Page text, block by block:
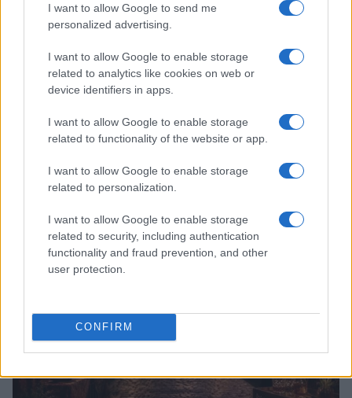
I want to allow Google to send me
personalized advertising.
I want to allow Google to enable storage
related to analytics like cookies on web or
device identifiers in apps.
I want to allow Google to enable storage
related to functionality of the website or app.
I want to allow Google to enable storage
related to personalization.
I want to allow Google to enable storage
related to security, including authentication
functionality and fraud prevention, and other
user protection.
CONFIRM
Quando il gioco di squadra insegna a vivere: calcio, storia e
valore educativo
Francesca Lombardi · 27 Lug 2026
NEWS